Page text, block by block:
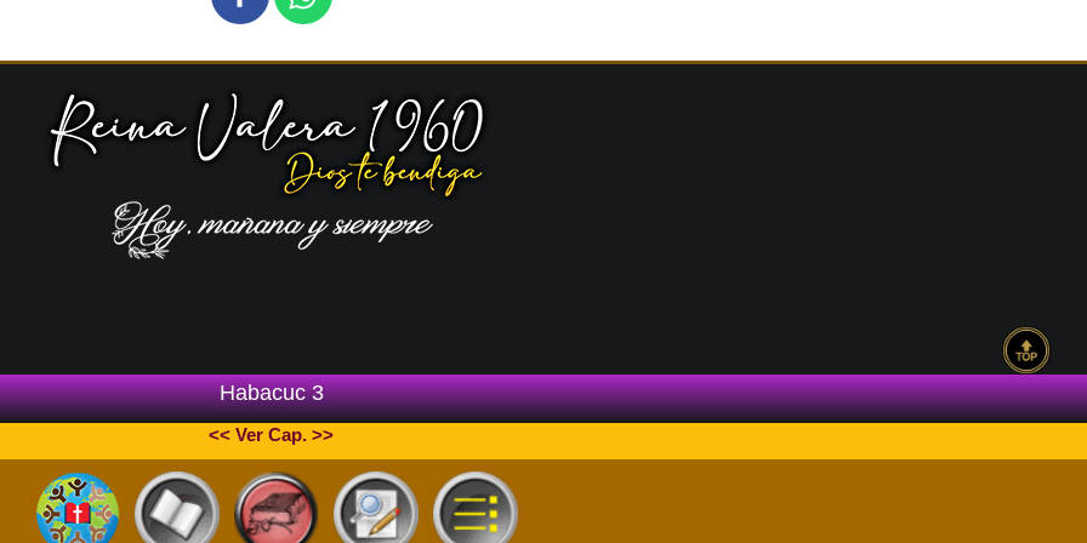
Copyright © 2026 La Escritura | RVR1960
<< Ver Cap. >>
Habacuc 3